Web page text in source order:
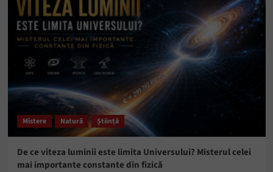
Mistere Natură Știință
De ce viteza luminii este limita Universului? Misterul celei
mai importante constante din fizică